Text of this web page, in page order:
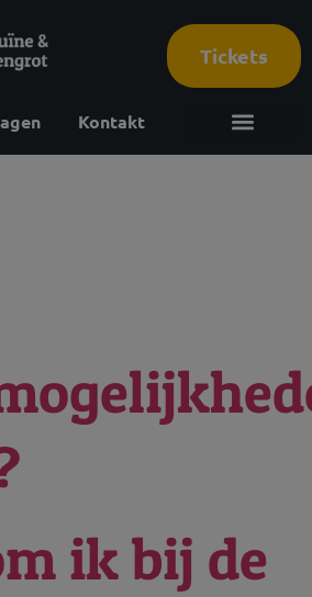
Tickets
Kontakt
ik bij de